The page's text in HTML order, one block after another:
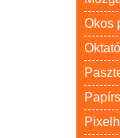
Okos